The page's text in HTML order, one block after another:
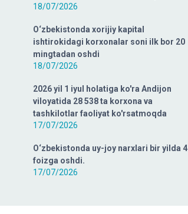
18/07/2026
O‘zbekistonda xorijiy kapital
ishtirokidagi korxonalar soni ilk bor 20
mingtadan oshdi
18/07/2026
2026 yil 1 iyul holatiga ko'ra Andijon
viloyatida 28 538 ta korxona va
tashkilotlar faoliyat ko'rsatmoqda
17/07/2026
O‘zbekistonda uy-joy narxlari bir yilda 4
foizga oshdi.
17/07/2026